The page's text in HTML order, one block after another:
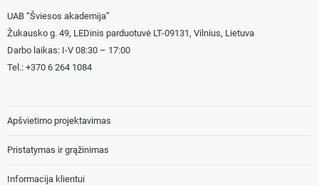
UAB “Šviesos akademija”
Žukausko g. 49, LEDinis parduotuvė LT-09131, Vilnius, Lietuva
Darbo laikas: I-V 08:30 – 17:00
Tel.: +370 6 264 1084
Apšvietimo projektavimas
Pristatymas ir grąžinimas
Informacija klientui